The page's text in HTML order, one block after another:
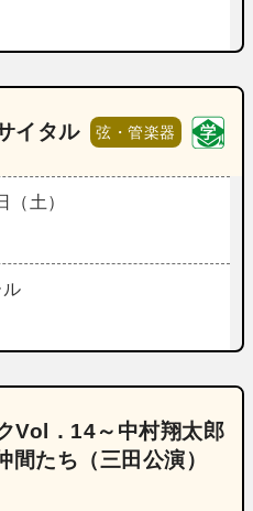
イタル 弦・管楽器
（土）
Vol．14～中村翔太郎
たち（三田公演）